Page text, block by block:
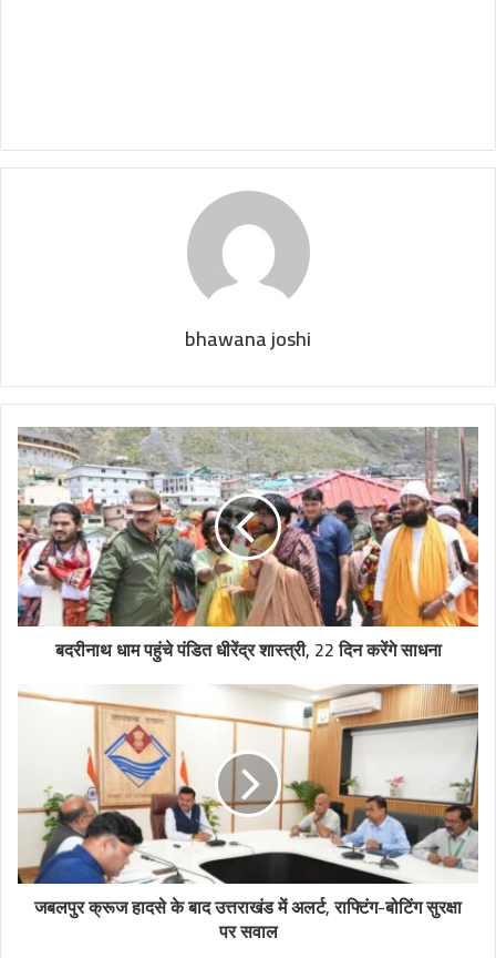
bhawana joshi
बदरीनाथ धाम पहुंचे पंडित धीरेंद्र शास्त्री, 22 दिन करेंगे साधना
जबलपुर क्रूज हादसे के बाद उत्तराखंड में अलर्ट, राफ्टिंग-बोटिंग सुरक्षा
पर सवाल